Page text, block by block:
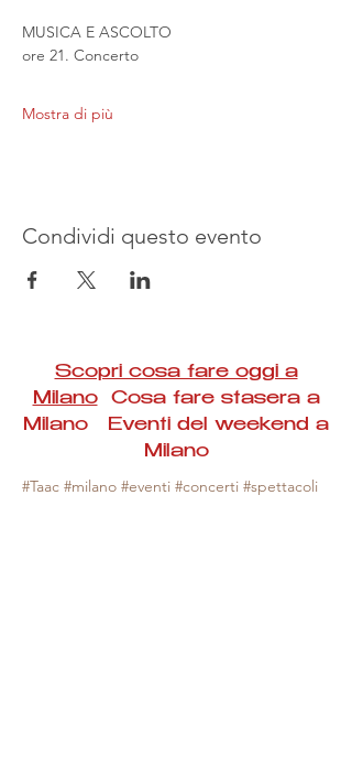
MUSICA E ASCOLTO
ore 21. Concerto
Mostra di più
Condividi questo evento
Scopri cosa fare oggi a
MilanoCosa fare stasera a
Milano Eventi del weekend a
Milano
#Taac #milano #eventi #concerti #spettacoli